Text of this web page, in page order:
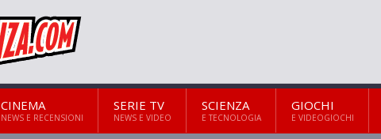
CINEMA
NEWS E RECENSIONI
SERIE TV
NEWS E VIDEO
SCIENZA
E TECNOLOGIA
GIOCHI
E VIDEOGIOCHI